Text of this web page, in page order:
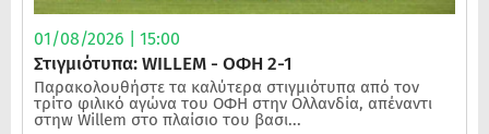
01/08/2026 | 15:00
Στιγμιότυπα: WILLEM - ΟΦΗ 2-1
Παρακολουθήστε τα καλύτερα στιγμιότυπα από τον
τρίτο φιλικό αγώνα του ΟΦΗ στην Ολλανδία, απέναντι
στηw Willem στο πλαίσιο του βασι...